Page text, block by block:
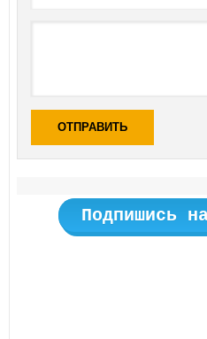
ОТПРАВИТЬ
Подпишись